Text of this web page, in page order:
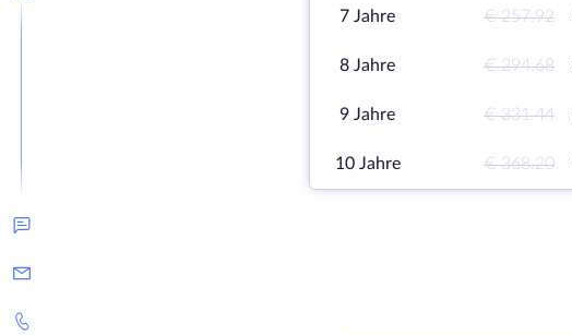
7 Jahre € 257.92
8 Jahre € 294.68
9 Jahre € 331.44
10 Jahre € 368.20